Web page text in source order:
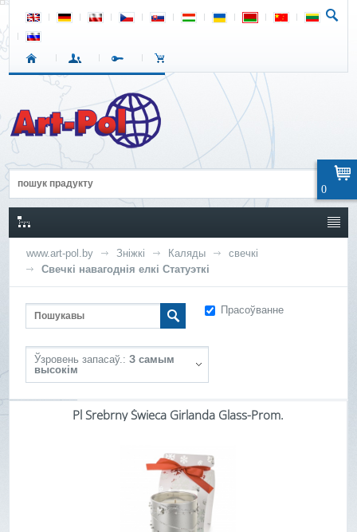
www.art-pol.by Зніжкі Каляды
свечкі
Свечкі навагоднія елкі Статуэткі
Прасоўванне
Ўзровень запасаў.: З самым
высокім
Pl Srebrny Świeca Girlanda Glass-Prom.
0